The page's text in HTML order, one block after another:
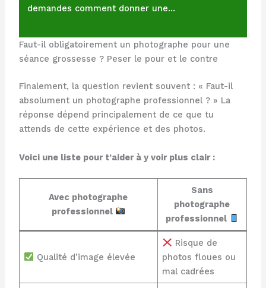
demandes comment donner une…
Faut-il obligatoirement un photographe pour une
séance grossesse ? Peser le pour et le contre
Finalement, la question revient souvent : « Faut-il
absolument un photographe professionnel ? » La
réponse dépend principalement de ce que tu
attends de cette expérience et des photos.
Voici une liste pour t’aider à y voir plus clair :
Avec photographe
professionnel
Sans
photographe
professionnel
Qualité d’image élevée
Risque de
photos floues ou
mal cadrées